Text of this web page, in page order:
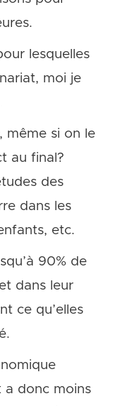
lesquelles
moi je
même si on le
au final?
des
dans les
etc.
90% de
dans leur
ce qu’elles
a donc moins